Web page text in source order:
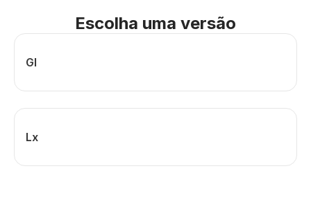
Escolha uma versão
Gl
Lx